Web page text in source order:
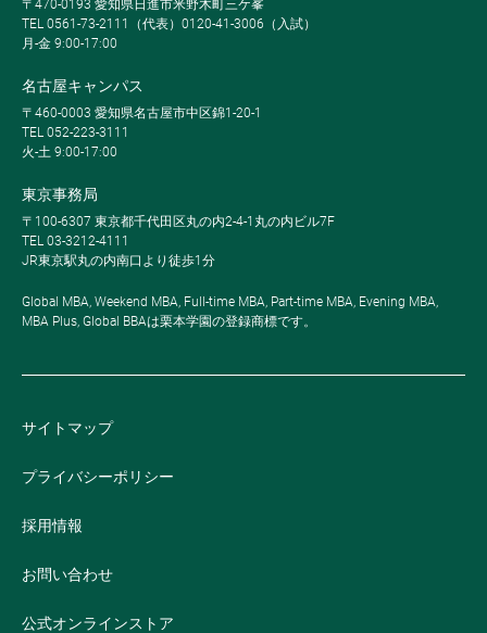
〒470-0193 愛知県日進市米野木町三ケ峯
TEL 0561-73-2111（代表）0120-41-3006（入試）
月-金 9:00-17:00
名古屋キャンパス
〒460-0003 愛知県名古屋市中区錦1-20-1
TEL 052-223-3111
火-土 9:00-17:00
東京事務局
〒100-6307 東京都千代田区丸の内2-4-1丸の内ビル7F
TEL 03-3212-4111
JR東京駅丸の内南口より徒歩1分
Global MBA, Weekend MBA, Full-time MBA, Part-time MBA, Evening MBA,
MBA Plus, Global BBAは栗本学園の登録商標です。
サイトマップ
プライバシーポリシー
採用情報
お問い合わせ
公式オンラインストア